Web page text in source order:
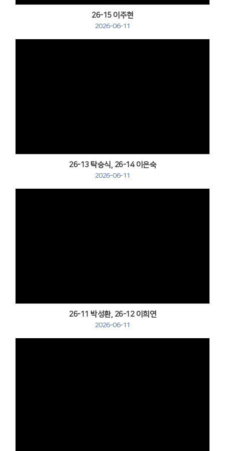
26-15 이주현
2026-06-11
26-13 탁승식, 26-14 이은숙
2026-06-11
26-11 박성환, 26-12 이희연
2026-06-11